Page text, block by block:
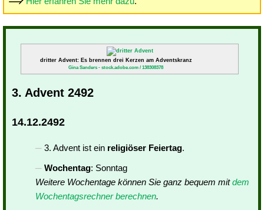
dritter Advent: Es brennen drei Kerzen am Adventskranz
Gina Sanders - stock.adobe.com / 138308378
3. Advent 2492
14.12.2492
3. Advent ist ein religiöser Feiertag.
Wochentag: Sonntag
Weitere Wochentage können Sie ganz bequem mitdem
Wochentagsrechner berechnen.